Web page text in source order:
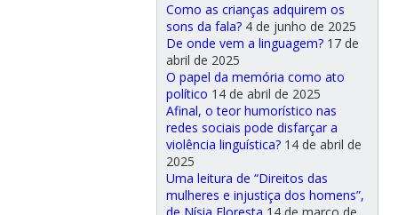
Como as crianças adquirem os
sons da fala? 4 de junho de 2025
De onde vem a linguagem? 17 de
abril de 2025
O papel da memória como ato
político 14 de abril de 2025
Afinal, o teor humorístico nas
redes sociais pode disfarçar a
violência linguística? 14 de abril de
2025
Uma leitura de “Direitos das
mulheres e injustiça dos homens”,